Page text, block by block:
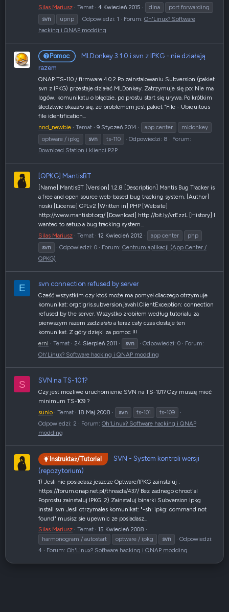
Silas Mariusz
Temat 4 Kwiecień 2015 dlna
port forwarding
svn
upnp Odpowiedzi: 1 Forum: Oh'Linux? Software
hacking i QNAP modding
Pomoc
MLDonkey 3.1.0 i svn z IPKG - nie działają
razem
QNAP TS-110 / firmware 4.0.2 Po zainstalowaniu Subversion (pakiet
svn z IPKG) przestaje działać MLDonkey. Zatrzymuje się po: Nie ma
logów, komunikatu o błędzie, po prostu start się urywa. Po krótkim
śledztwie okazało się, że problemem jest pakiet "File - Ubiquitous
file identification...
nnd_newbie
Temat 9 Styczeń 2014 app center
mldonkey
optware / ipkg
svn ts-110 Odpowiedzi: 8
Forum:
Download Station i klienci P2P
[QPKG] MantisBT
[Name] MantisBT [Version] 1.2.8 [Description] Mantis Bug Tracker is
a free and open source web-based bug tracking system. [Author]
noski [License] GPLv2 [Written in] PHP [Website]
http://www.mantisbt.org/ [Download] http://bit.ly/vrEzzL [History] I
wanted to setup a bug tracking system...
Silas Mariusz
Temat 12 Kwiecień 2012 app center
php
svn
Odpowiedzi: 0 Forum: Centrum aplikacji (App Center /
QPKG)
E svn connection refused by server
Cześć wszystkim czy ktoś może ma pomysł dlaczego otrzymuje
komunikat: org.tigris.subversion.javahl.ClientException: connection
refused by the server. Wszystko zrobiłem według tutorialu za
pierwszym razem zadziałało a teraz cały czas dostaje ten
komunikat. Z góry dzięki za pomoc !!!
erni
Temat 24 Sierpień 2011 svn Odpowiedzi: 0
Forum:
Oh'Linux? Software hacking i QNAP modding
S SVN na TS-101?
Czy jest możliwe uruchomienie SVN na TS-101? Czy muszę mieć
minimum TS-109 ?
sunio
Temat 18 Maj 2008 svn ts-101
ts-109
Odpowiedzi: 2
Forum: Oh'Linux? Software hacking i QNAP
modding
Instruktaż/Tutorial
SVN - System kontroli wersji
(repozytorium)
1) Jesli nie posiadasz jeszcze Optware/IPKG zainstaluj :
https://forum.qnap.net.pl/threads/437/ Bez zadnego chroot'a!
Poprostu zainstaluj IPKG. 2) Zainstaluj binarki Subversion ipkg
install svn Jesli otrzymales komunikat: "-sh: ipkg: command not
found" musisz sie upewnic ze posiadasz...
Silas Mariusz
Temat
15 Kwiecień 2008
harmonogram / autostart
optware / ipkg svn
Odpowiedzi:
4
Forum: Oh'Linux? Software hacking i QNAP modding